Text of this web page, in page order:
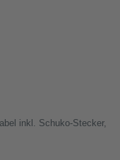
inkl. Schuko-Stecker,